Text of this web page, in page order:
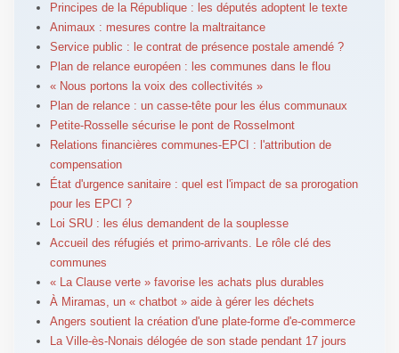
Principes de la République : les députés adoptent le texte
Animaux : mesures contre la maltraitance
Service public : le contrat de présence postale amendé ?
Plan de relance européen : les communes dans le flou
« Nous portons la voix des collectivités »
Plan de relance : un casse-tête pour les élus communaux
Petite-Rosselle sécurise le pont de Rosselmont
Relations financières communes-EPCI : l'attribution de
compensation
État d'urgence sanitaire : quel est l'impact de sa prorogation
pour les EPCI ?
Loi SRU : les élus demandent de la souplesse
Accueil des réfugiés et primo-arrivants. Le rôle clé des
communes
« La Clause verte » favorise les achats plus durables
À Miramas, un « chatbot » aide à gérer les déchets
Angers soutient la création d'une plate-forme d'e-commerce
La Ville-ès-Nonais délogée de son stade pendant 17 jours